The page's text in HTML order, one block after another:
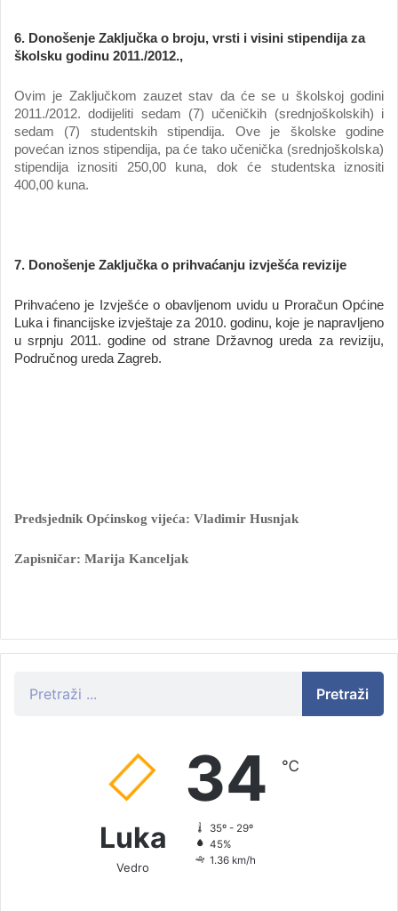
6. Donošenje Zaključka o broju, vrsti i visini stipendija za
školsku godinu 2011./2012.,
Ovim je Zaključkom zauzet stav da će se u školskoj godini
2011./2012. dodijeliti sedam (7) učeničkih (srednjoškolskih) i
sedam (7) studentskih stipendija. Ove je školske godine
povećan iznos stipendija, pa će tako učenička (srednjoškolska)
stipendija iznositi 250,00 kuna, dok će studentska iznositi
400,00 kuna.
7. Donošenje Zaključka o prihvaćanju izvješća revizije
Prihvaćeno je Izvješće o obavljenom uvidu u Proračun Općine
Luka i financijske izvještaje za 2010. godinu, koje je napravljeno
u srpnju 2011. godine od strane Državnog ureda za reviziju,
Područnog ureda Zagreb.
Predsjednik Općinskog vijeća: Vladimir Husnjak
Zapisničar: Marija Kanceljak
Pretraži
Luka
Vedro
34 ℃
35º - 29º
45%
1.36 km/h